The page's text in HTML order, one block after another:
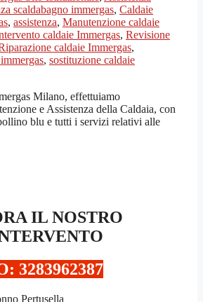
scaldabagno immergas, Caldaie
, assistenza, Manutenzione caldaie
caldaie Immergas, Revisione
caldaie Immergas,
, sostituzione caldaie
Milano, effettuiamo
e Assistenza della Caldaia, con
blu e tutti i servizi relativi alle
IL NOSTRO
3283962387‬
Pertusella